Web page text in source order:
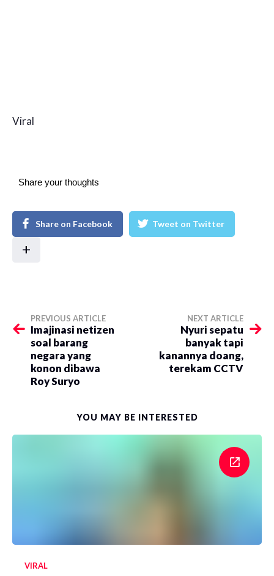
Viral
Share your thoughts
Share on Facebook Tweet on Twitter
+
PREVIOUS ARTICLE
Imajinasi netizen
soal barang
negara yang
konon dibawa
Roy Suryo
NEXT ARTICLE
Nyuri sepatu
banyak tapi
kanannya doang,
terekam CCTV
YOU MAY BE INTERESTED
VIRAL